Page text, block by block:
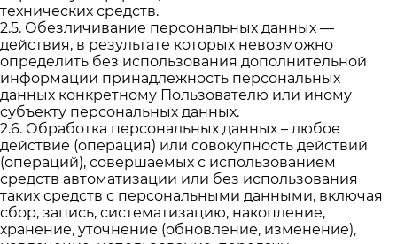
технических средств.
2.5. Обезличивание персональных данных —
действия, в результате которых невозможно
определить без использования дополнительной
информации принадлежность персональных
данных конкретному Пользователю или иному
субъекту персональных данных.
2.6. Обработка персональных данных – любое
действие (операция) или совокупность действий
(операций), совершаемых с использованием
средств автоматизации или без использования
таких средств с персональными данными, включая
сбор, запись, систематизацию, накопление,
хранение, уточнение (обновление, изменение),